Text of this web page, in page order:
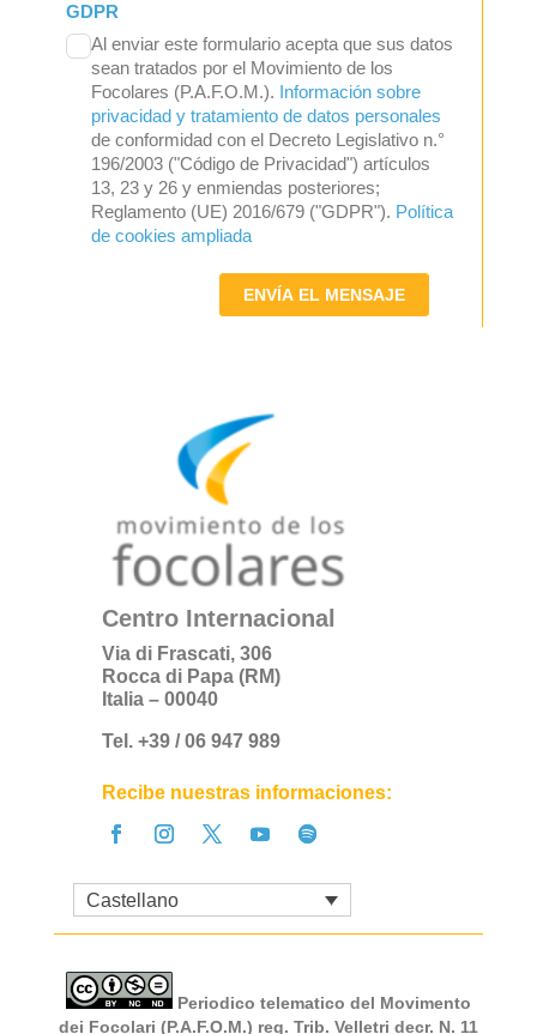
GDPR
Al enviar este formulario acepta que sus datos
sean tratados por el Movimiento de los
Focolares (P.A.F.O.M.). Información sobre
privacidad y tratamiento de datos personales
de conformidad con el Decreto Legislativo n.°
196/2003 ("Código de Privacidad") artículos
13, 23 y 26 y enmiendas posteriores;
Reglamento (UE) 2016/679 ("GDPR"). Política
de cookies ampliada
ENVÍA EL MENSAJE
Centro Internacional
Via di Frascati, 306
Rocca di Papa (RM)
Italia – 00040
Tel. +39 / 06 947 989
Recibe nuestras informaciones:
Castellano
Periodico telematico del Movimento
dei Focolari (P.A.F.O.M.) reg. Trib. Velletri decr. N. 11